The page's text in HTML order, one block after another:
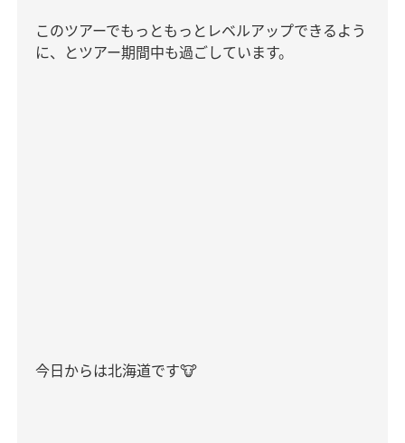
このツアーでもっともっとレベルアップできるよう
に、とツアー期間中も過ごしています。
今日からは北海道です🐮